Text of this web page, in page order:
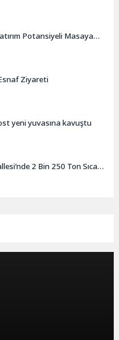
Potansiyeli Masaya
Ziyareti
yeni yuvasına kavuştu
2 Bin 250 Ton Sıcak